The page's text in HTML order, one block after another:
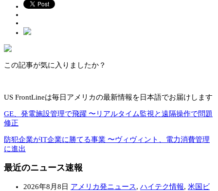
この記事が気に入りましたか？
US FrontLineは毎日アメリカの最新情報を日本語でお届けします
GE、発電施設管理で飛躍 〜リアルタイム監視と遠隔操作で問題
修正
防犯企業がIT企業に勝てる事業 〜ヴィヴィント、電力消費管理
に進出
最近のニュース速報
2026年8月8日 アメリカ発ニュース, ハイテク情報, 米国ビ